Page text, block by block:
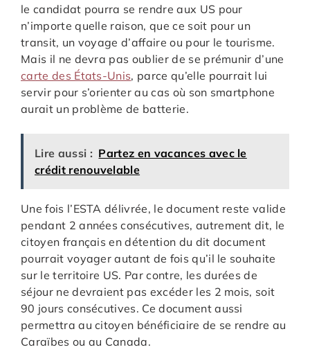
le candidat pourra se rendre aux US pour
n’importe quelle raison, que ce soit pour un
transit, un voyage d’affaire ou pour le tourisme.
Mais il ne devra pas oublier de se prémunir d’une
carte des États-Unis, parce qu’elle pourrait lui
servir pour s’orienter au cas où son smartphone
aurait un problème de batterie.
Lire aussi : Partez en vacances avec le
crédit renouvelable
Une fois l’ESTA délivrée, le document reste valide
pendant 2 années consécutives, autrement dit, le
citoyen français en détention du dit document
pourrait voyager autant de fois qu’il le souhaite
sur le territoire US. Par contre, les durées de
séjour ne devraient pas excéder les 2 mois, soit
90 jours consécutives. Ce document aussi
permettra au citoyen bénéficiaire de se rendre au
Caraïbes ou au Canada.